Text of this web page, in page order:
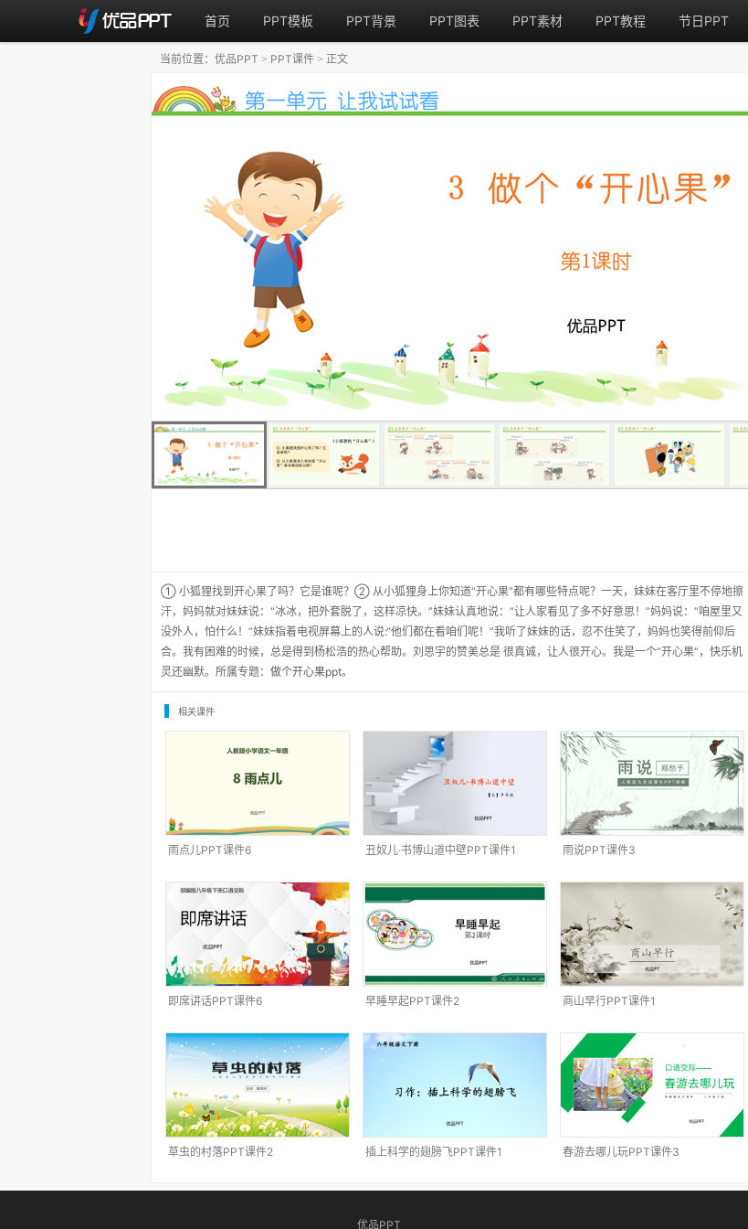
首页 PPT模板 PPT背景 PPT图表 PPT素材 PPT教程 节日PPT
① 小狐狸找到开心果了吗？它是谁呢？② 从小狐狸身上你知道“开心果”都有哪些特点呢？一天，妹妹在客厅里不停地擦
汗，妈妈就对妹妹说：“冰冰，把外套脱了，这样凉快。”妹妹认真地说：“让人家看见了多不好意思！”妈妈说：“咱屋里又
没外人，怕什么！”妹妹指着电视屏幕上的人说:“他们都在看咱们呢！”我听了妹妹的话，忍不住笑了，妈妈也笑得前仰后
合。我有困难的时候，总是得到杨松浩的热心帮助。刘思宇的赞美总是 很真诚，让人很开心。我是一个“开心果”，快乐机
灵还幽默。所属专题： 做个开心果ppt。
当前位置： 优品PPT > PPT课件 > 正文
相关课件
雨点儿PPT课件6 丑奴儿·书博山道中壁PPT课件1 雨说PPT课件3
即席讲话PPT课件6 早睡早起PPT课件2 商山早行PPT课件1
草虫的村落PPT课件2 插上科学的翅膀飞PPT课件1 春游去哪儿玩PPT课件3
优品PPT